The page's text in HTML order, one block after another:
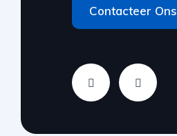
Contacteer Ons